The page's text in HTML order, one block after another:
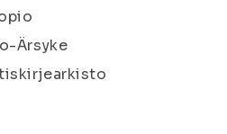
Ärsyke